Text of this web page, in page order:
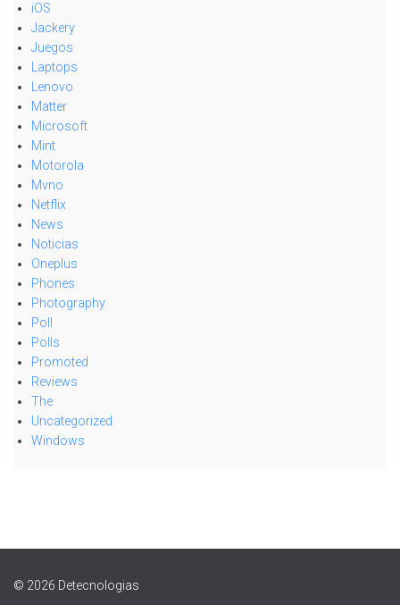
iOS
Jackery
Juegos
Laptops
Lenovo
Matter
Microsoft
Mint
Motorola
Mvno
Netflix
News
Noticias
Oneplus
Phones
Photography
Poll
Polls
Promoted
Reviews
The
Uncategorized
Windows
© 2026 Detecnologias